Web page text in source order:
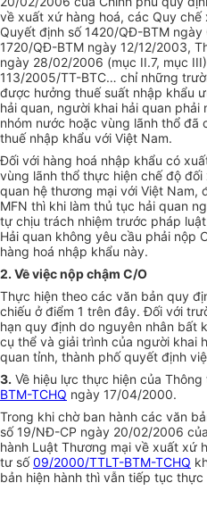
về xuất xứ hàng hoá, các Quy
Quyết định số 1420/QĐ-BTM
1720/QĐ-BTM ngày 12/12/2003,
ngày 28/02/2006 (mục II.7, mục
113/2005/TT-BTC… chỉ những
được hưởng thuế suất nhập khẩu
hải quan, người khai hải quan
nhóm nước hoặc vùng lãnh thổ
thuế nhập khẩu với Việt Nam.
Đối với hàng hoá nhập khẩu có
vùng lãnh thổ thực hiện chế độ
quan hệ thương mại với Việt Nam,
MFN thì khi làm thủ tục hải quan
tự chịu trách nhiệm trước pháp
Hải quan không yêu cầu phải nộp
hàng hoá nhập khẩu này.
2. Về việc nộp chậm C/O
Thực hiện theo các văn bản quy
chiếu ở điểm 1 trên đây. Đối với
hạn quy định do nguyên nhân bất
cụ thể và giải trình của người khai
quan tỉnh, thành phố quyết định
3. Về hiệu lực thực hiện của
BTM-TCHQ ngày 17/04/2000.
Trong khi chờ ban hành các văn
số 19/NĐ-CP ngày 20/02/2006
hành Luật Thương mại về xuất xứ
tư số09/2000/TTLT-BTM-TCHQ
bản hiện hành thì vẫn tiếp tục thực